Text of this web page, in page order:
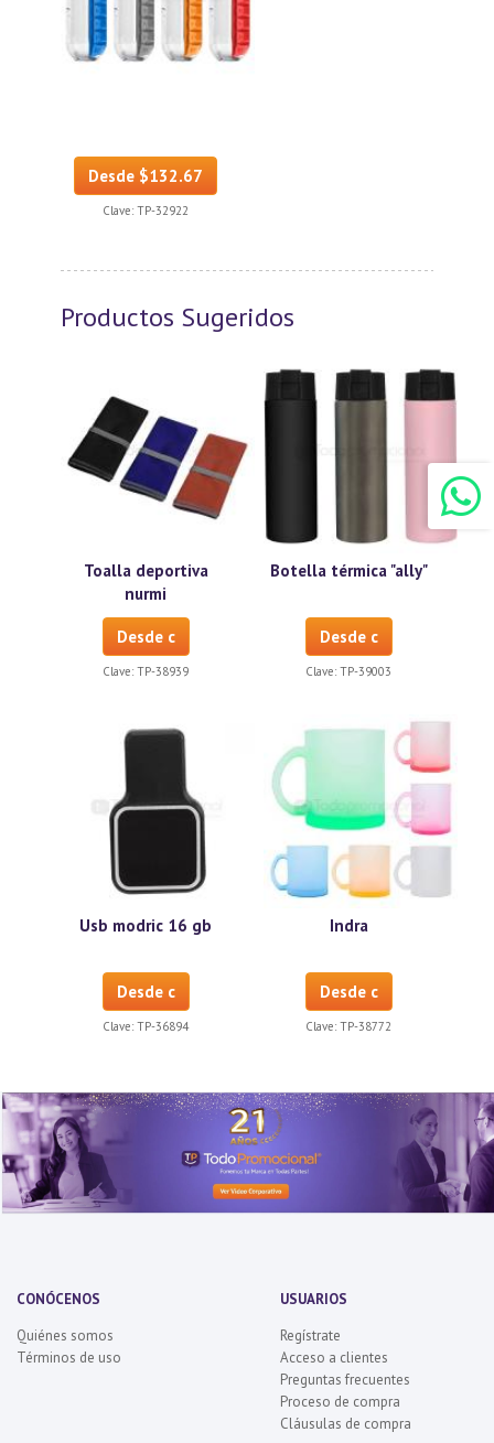
Desde $132.67
Clave: TP-32922
Productos Sugeridos
Toalla deportiva
nurmi
Desde c
Clave: TP-38939
Botella térmica "ally"
Desde c
Clave: TP-39003
Usb modric 16 gb
Desde c
Clave: TP-36894
Indra
Desde c
Clave: TP-38772
CONÓCENOS
Quiénes somos
Términos de uso
USUARIOS
Regístrate
Acceso a clientes
Preguntas frecuentes
Proceso de compra
Cláusulas de compra